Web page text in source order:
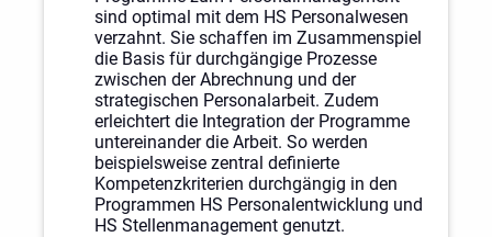
sind optimal mit dem HS Personalwesen
verzahnt. Sie schaffen im Zusammenspiel
die Basis für durchgängige Prozesse
zwischen der Abrechnung und der
strategischen Personalarbeit. Zudem
erleichtert die Integration der Programme
untereinander die Arbeit. So werden
beispielsweise zentral definierte
Kompetenzkriterien durchgängig in den
Programmen HS Personalentwicklung und
HS Stellenmanagement genutzt.